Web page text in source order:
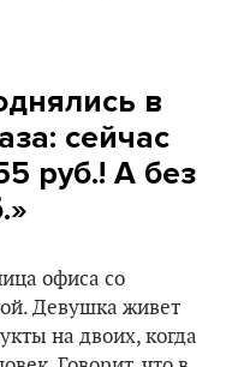
в
: сейчас
руб.! А без
»
офиса со
Девушка живет
на двоих, когда